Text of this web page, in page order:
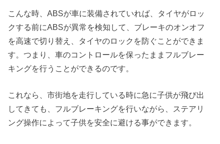
こんな時、ABSが車に装備されていれば、タイヤがロッ
クする前にABSが異常を検知して、ブレーキのオンオフ
を高速で切り替え、タイヤのロックを防ぐことができま
す。つまり、車のコントロールを保ったままフルブレー
キングを行うことができるのです。
これなら、市街地を走行している時に急に子供が飛び出
してきても、フルブレーキングを行いながら、ステアリ
ング操作によって子供を安全に避ける事ができます。